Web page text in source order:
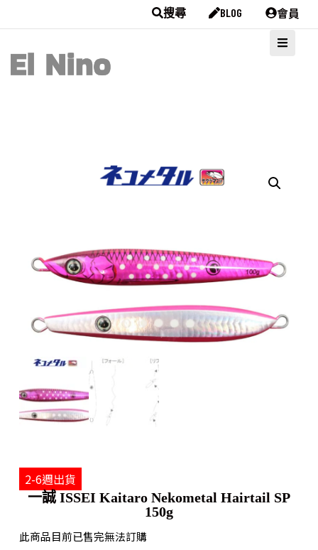
搜尋 BLOG 會員
2-6週出貨
一誠 ISSEI Kaitaro Nekometal Hairtail SP
150g
此商品目前已售完無法訂購